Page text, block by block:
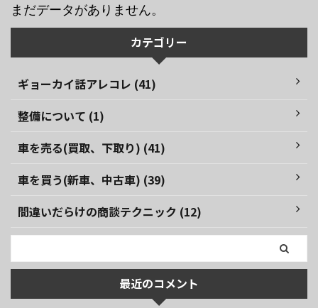
まだデータがありません。
カテゴリー
ギョーカイ話アレコレ (41)
整備について (1)
車を売る(買取、下取り) (41)
車を買う(新車、中古車) (39)
間違いだらけの商談テクニック (12)
最近のコメント